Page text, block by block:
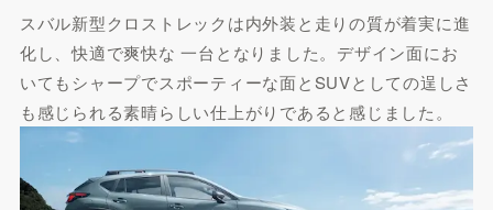
スバル新型クロストレックは内外装と走りの質が着実に進
化し、快適で爽快な 一台となりました。デザイン面にお
いてもシャープでスポーティーな面とSUVとしての逞しさ
も感じられる素晴らしい仕上がりであると感じました。